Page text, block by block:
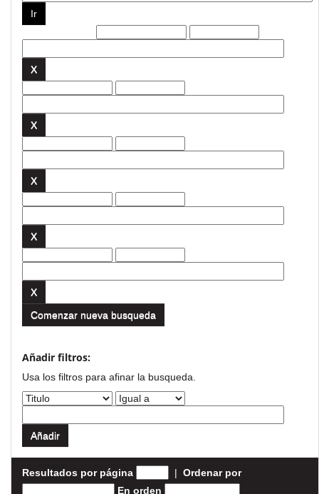
Comenzar nueva busqueda
Añadir filtros:
Usa los filtros para afinar la busqueda.
Resultados por página | Ordenar por
En orden